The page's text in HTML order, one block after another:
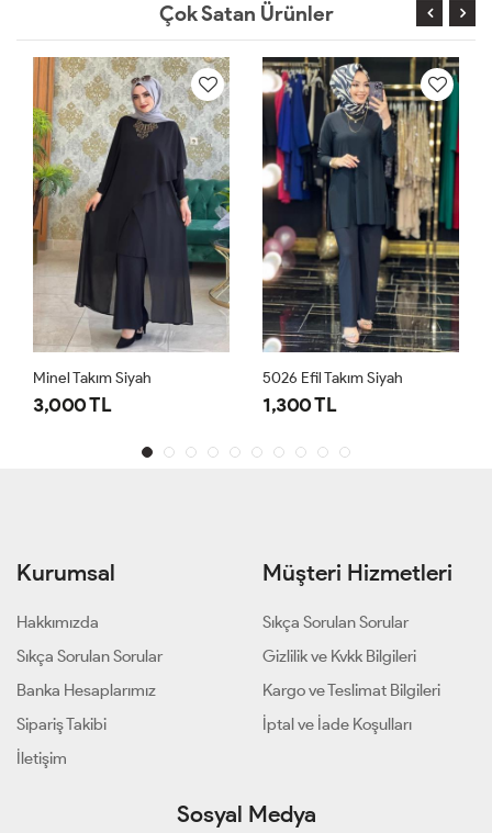
Çok Satan Ürünler
Minel Takım Siyah
3,000 TL
5026 Efil Takım Siyah
1,300 TL
Kurumsal
Hakkımızda
Sıkça Sorulan Sorular
Banka Hesaplarımız
Sipariş Takibi
İletişim
Müşteri Hizmetleri
Sıkça Sorulan Sorular
Gizlilik ve Kvkk Bilgileri
Kargo ve Teslimat Bilgileri
İptal ve İade Koşulları
Sosyal Medya